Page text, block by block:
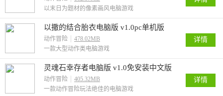
以末日为题材的像素画风电脑游戏
以撒的结合胎衣电脑版 v1.0pc单机版
动作冒险
478.02MB
一款大型动作类电脑游戏
详情
灵魂石幸存者电脑版 v1.0免安装中文版
动作冒险
405.32MB
一款动作冒险玩法绝佳的电脑游戏
详情